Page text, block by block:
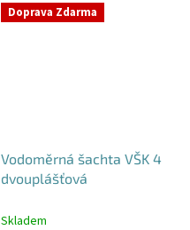
parkovací stáníStandardní...
Doprava Zdarma
Vodoměrná šachta VŠK 4
dvouplášťová
Skladem